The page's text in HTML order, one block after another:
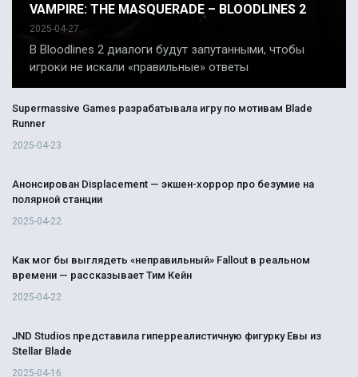
VAMPIRE: THE MASQUERADE – BLOODLINES 2
2025-04-27
В Bloodlines 2 диалоги будут запутанными, чтобы
игроки не искали «правильные» ответы
Supermassive Games разрабатывала игру по мотивам Blade
Runner
2025-04-23
Анонсирован Displacement — экшен-хоррор про безумие на
полярной станции
2025-04-22
Как мог бы выглядеть «неправильный» Fallout в реальном
времени — рассказывает Тим Кейн
2025-04-22
JND Studios представила гиперреалистичную фигурку Евы из
Stellar Blade
2025-04-16